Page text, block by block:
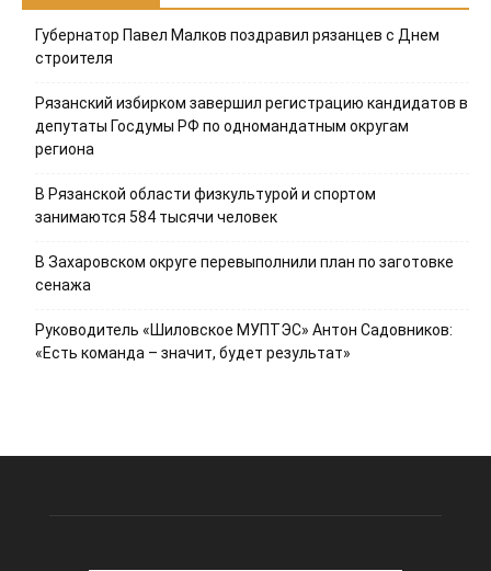
Губернатор Павел Малков поздравил рязанцев с Днем
строителя
Рязанский избирком завершил регистрацию кандидатов в
депутаты Госдумы РФ по одномандатным округам
региона
В Рязанской области физкультурой и спортом
занимаются 584 тысячи человек
В Захаровском округе перевыполнили план по заготовке
сенажа
Руководитель «Шиловское МУПТЭС» Антон Садовников:
«Есть команда – значит, будет результат»